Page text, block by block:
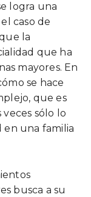
logra una
caso de
la
que ha
mayores. En
se hace
que es
sólo lo
en una familia
busca a su